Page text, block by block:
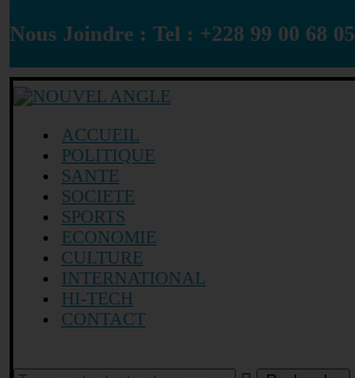
Nous Joindre : Tel : +228 99 00 68 05
ACCUEIL
POLITIQUE
SANTE
SOCIETE
SPORTS
ECONOMIE
CULTURE
INTERNATIONAL
HI-TECH
CONTACT